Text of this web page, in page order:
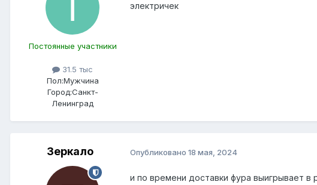
Постоянные участники
31.5 тыс
Пол:Мужчина
Город:Санкт-
Ленинград
электричек
Зеркало Опубликовано 18 мая, 2024
и по времени доставки фура выигрывает в